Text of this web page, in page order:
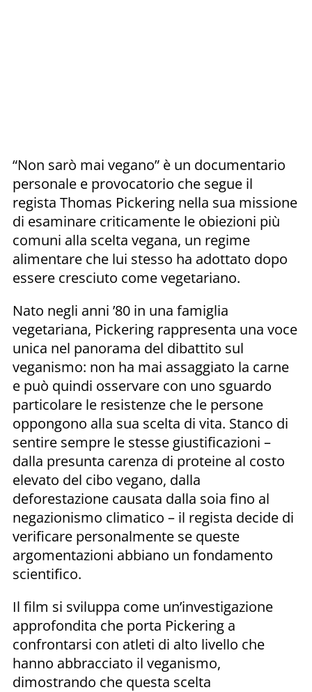
“Non sarò mai vegano” è un documentario
personale e provocatorio che segue il
regista Thomas Pickering nella sua missione
di esaminare criticamente le obiezioni più
comuni alla scelta vegana, un regime
alimentare che lui stesso ha adottato dopo
essere cresciuto come vegetariano.
Nato negli anni ’80 in una famiglia
vegetariana, Pickering rappresenta una voce
unica nel panorama del dibattito sul
veganismo: non ha mai assaggiato la carne
e può quindi osservare con uno sguardo
particolare le resistenze che le persone
oppongono alla sua scelta di vita. Stanco di
sentire sempre le stesse giustificazioni –
dalla presunta carenza di proteine al costo
elevato del cibo vegano, dalla
deforestazione causata dalla soia fino al
negazionismo climatico – il regista decide di
verificare personalmente se queste
argomentazioni abbiano un fondamento
scientifico.
Il film si sviluppa come un’investigazione
approfondita che porta Pickering a
confrontarsi con atleti di alto livello che
hanno abbracciato il veganismo,
dimostrando che questa scelta